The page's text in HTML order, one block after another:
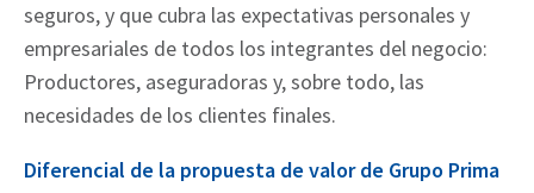
seguros, y que cubra las expectativas personales y
empresariales de todos los integrantes del negocio:
Productores, aseguradoras y, sobre todo, las
necesidades de los clientes finales.
Diferencial de la propuesta de valor de Grupo Prima